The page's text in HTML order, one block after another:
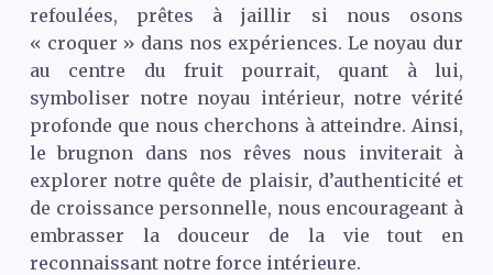
refoulées, prêtes à jaillir si nous osons
« croquer » dans nos expériences. Le noyau dur
au centre du fruit pourrait, quant à lui,
symboliser notre noyau intérieur, notre vérité
profonde que nous cherchons à atteindre. Ainsi,
le brugnon dans nos rêves nous inviterait à
explorer notre quête de plaisir, d’authenticité et
de croissance personnelle, nous encourageant à
embrasser la douceur de la vie tout en
reconnaissant notre force intérieure.